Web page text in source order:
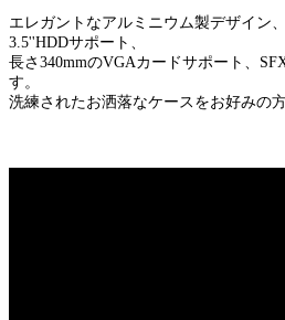
エレガントなアルミニウム製デザイン
3.5''HDDサポート、
長さ340mmのVGAカードサポート、
す。
洗練されたお洒落なケースをお好みの